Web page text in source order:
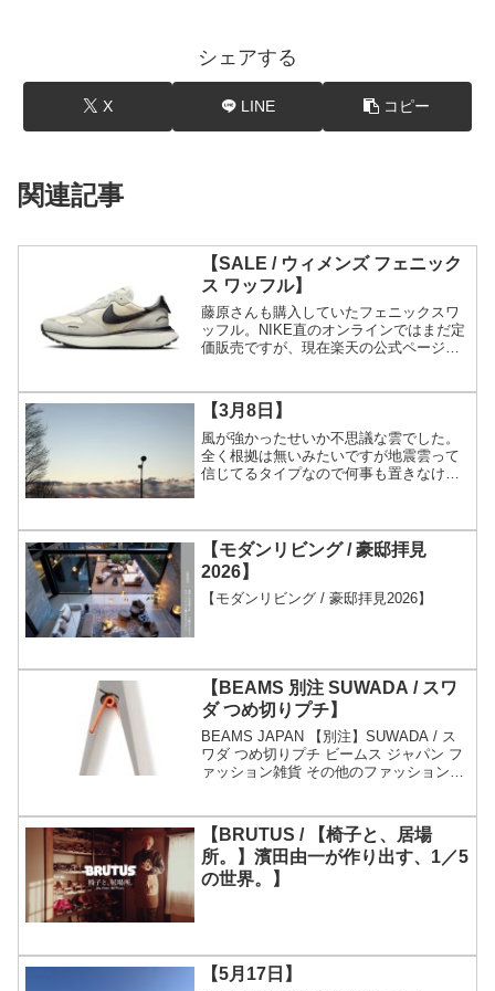
シェアする
X LINE コピー
関連記事
【SALE / ウィメンズ フェニック
ス ワッフル】
藤原さんも購入していたフェニックスワ
ッフル。NIKE直のオンラインではまだ定
価販売ですが、現在楽天の公式ページで
【期間限定価格 4.11 12:00〜4.17 9:59...
【3月8日】
風が強かったせいか不思議な雲でした。
全く根拠は無いみたいですが地震雲って
信じてるタイプなので何事も置きなけれ
【モダンリビング / 豪邸拝見
2026】
【モダンリビング / 豪邸拝見2026】
【BEAMS 別注 SUWADA / スワ
ダ つめ切りプチ】
BEAMS JAPAN 【別注】SUWADA / ス
ワダ つめ切りプチ ビームス ジャパン フ
ァッション雑貨 その他のファッション雑
【SUWADA公...
【BRUTUS / 【椅子と、居場
所。】濱田由一が作り出す、1／5
の世界。】
【5月17日】